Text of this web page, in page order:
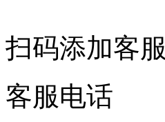
扫码添加客服
客服电话